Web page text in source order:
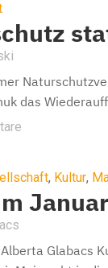
das
, Kultur,
Januar
Glabacs